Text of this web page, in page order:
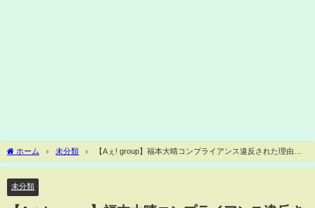
ホーム 未分類
【Aぇ! group】福本大晴コンプライアンス違反された理由教
えます。ファンが可哀想すぎる。【Aぇ! group福本】【スマイルアップ福本】
未分類